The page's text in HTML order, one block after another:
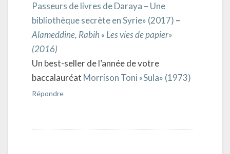
Passeurs de livres de Daraya – Une
bibliothèque secrète en Syrie» (2017) –
Alameddine, Rabih « Les vies de papier»
(2016)
Un best-seller de l’année de votre
baccalauréat Morrison Toni «Sula» (1973)
Répondre